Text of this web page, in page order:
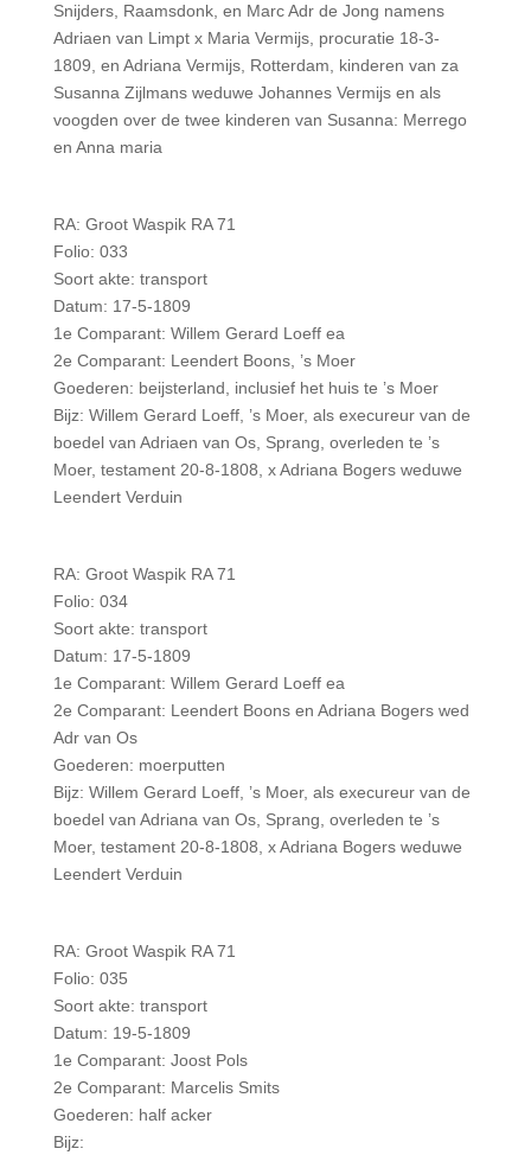
Snijders, Raamsdonk, en Marc Adr de Jong namens
Adriaen van Limpt x Maria Vermijs, procuratie 18-3-
1809, en Adriana Vermijs, Rotterdam, kinderen van za
Susanna Zijlmans weduwe Johannes Vermijs en als
voogden over de twee kinderen van Susanna: Merrego
en Anna maria
RA: Groot Waspik RA 71
Folio: 033
Soort akte: transport
Datum: 17-5-1809
1e Comparant: Willem Gerard Loeff ea
2e Comparant: Leendert Boons, ’s Moer
Goederen: beijsterland, inclusief het huis te ’s Moer
Bijz: Willem Gerard Loeff, ’s Moer, als execureur van de
boedel van Adriaen van Os, Sprang, overleden te ’s
Moer, testament 20-8-1808, x Adriana Bogers weduwe
Leendert Verduin
RA: Groot Waspik RA 71
Folio: 034
Soort akte: transport
Datum: 17-5-1809
1e Comparant: Willem Gerard Loeff ea
2e Comparant: Leendert Boons en Adriana Bogers wed
Adr van Os
Goederen: moerputten
Bijz: Willem Gerard Loeff, ’s Moer, als execureur van de
boedel van Adriana van Os, Sprang, overleden te ’s
Moer, testament 20-8-1808, x Adriana Bogers weduwe
Leendert Verduin
RA: Groot Waspik RA 71
Folio: 035
Soort akte: transport
Datum: 19-5-1809
1e Comparant: Joost Pols
2e Comparant: Marcelis Smits
Goederen: half acker
Bijz: